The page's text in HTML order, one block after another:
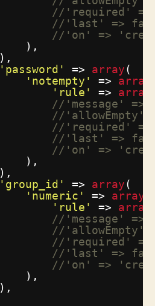
//'required'
//'last' =>
//'on' =>
),
),
'password'
=> array(
'notempty'
=> array
'rule'
=> array
//'message' =>
//'allowEmpty'
//'required'
//'last' =>
//'on' =>
),
),
'group_id'
=> array(
'numeric'
=> array
'rule'
=> array
//'message' =>
//'allowEmpty'
//'required'
//'last' =>
//'on' =>
),
),